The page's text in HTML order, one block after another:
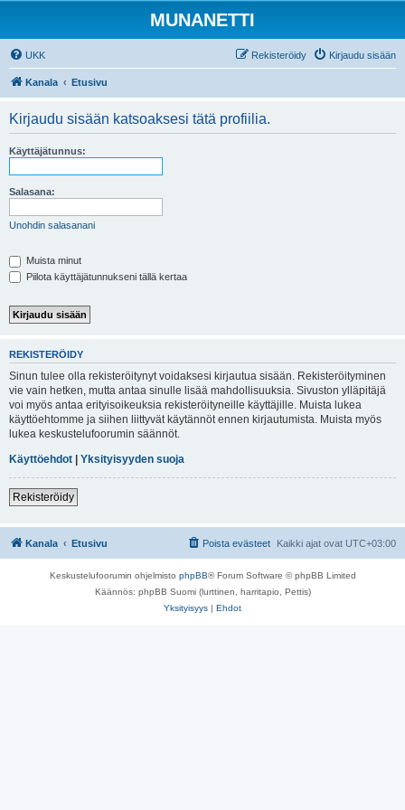
MUNANETTI
UKK Kirjaudu sisään
Rekisteröidy
Kanala Etusivu
Kirjaudu sisään katsoaksesi tätä profiilia.
Käyttäjätunnus:
Salasana:
Unohdin salasanani
Muista minut
Piilota käyttäjätunnukseni tällä kertaa
REKISTERÖIDY
Sinun tulee olla rekisteröitynyt voidaksesi kirjautua sisään. Rekisteröityminen
vie vain hetken, mutta antaa sinulle lisää mahdollisuuksia. Sivuston ylläpitäjä
voi myös antaa erityisoikeuksia rekisteröityneille käyttäjille. Muista lukea
käyttöehtomme ja siihen liittyvät käytännöt ennen kirjautumista. Muista myös
lukea keskustelufoorumin säännöt.
Käyttöehdot | Yksityisyyden suoja
Rekisteröidy
Kanala Etusivu Kaikki ajat ovat UTC+03:00
Poista evästeet
Keskustelufoorumin ohjelmisto phpBB® Forum Software © phpBB Limited
Käännös: phpBB Suomi (lurttinen, harritapio, Pettis)
Yksityisyys | Ehdot